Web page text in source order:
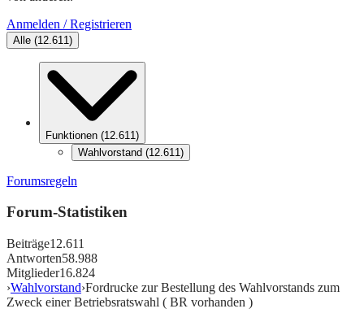
Anmelden / Registrieren
Alle (12.611)
Funktionen (12.611)
Wahlvorstand (12.611)
Forumsregeln
Forum-Statistiken
Beiträge12.611
Antworten58.988
Mitglieder16.824
›Wahlvorstand›Fordrucke zur Bestellung des Wahlvorstands zum
Zweck einer Betriebsratswahl ( BR vorhanden )